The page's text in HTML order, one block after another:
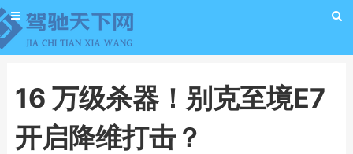
16 万级杀器！别克至境E7
开启降维打击？